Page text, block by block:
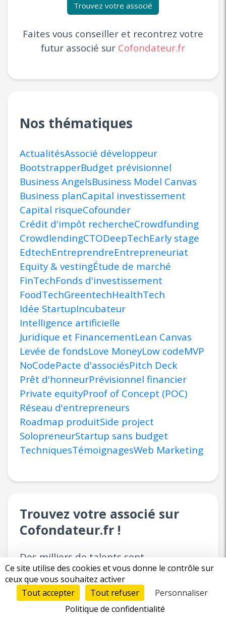
Trouvez votre associé
Faites vous conseiller et recontrez votre
futur associé sur Cofondateur.fr
Nos thématiques
ActualitésAssocié développeur
BootstrapperBudget prévisionnel
Business AngelsBusiness Model Canvas
Business planCapital investissement
Capital risqueCofounder
Crédit d'impôt rechercheCrowdfunding
CrowdlendingCTODeepTechEarly stage
EdtechEntreprendreEntrepreneuriat
Equity & vestingÉtude de marché
FinTechFonds d'investissement
FoodTechGreentechHealthTech
Idée StartupIncubateur
Intelligence artificielle
Juridique et FinancementLean Canvas
Levée de fondsLove MoneyLow codeMVP
NoCodePacte d'associésPitch Deck
Prêt d'honneurPrévisionnel financier
Private equityProof of Concept (POC)
Réseau d'entrepreneurs
Roadmap produitSide project
SolopreneurStartup sans budget
TechniquesTémoignagesWeb Marketing
Trouvez votre associé sur
Cofondateur.fr !
Des milliers de talents sont
actuellement en recherche active d'un
projet innovant.
Déposez votre projet
Ce site utilise des cookies et vous donne le contrôle sur
ceux que vous souhaitez activer
Tout accepter
Tout refuser
Personnaliser
Politique de confidentialité